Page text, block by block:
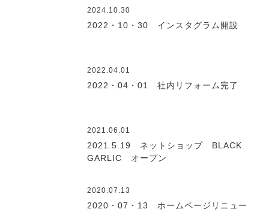
2024.10.30
2022・10・30 インスタグラム開設
2022.04.01
2022・04・01 社内リフォーム完了
2021.06.01
2021.5.19 ネットショップ BLACK
GARLIC オープン
2020.07.13
2020・07・13 ホームページリニュー